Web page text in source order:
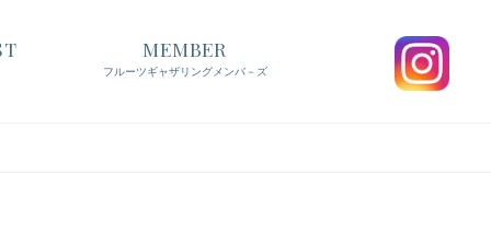
MEMBER
フルーツギャザリングメンバ－ズ